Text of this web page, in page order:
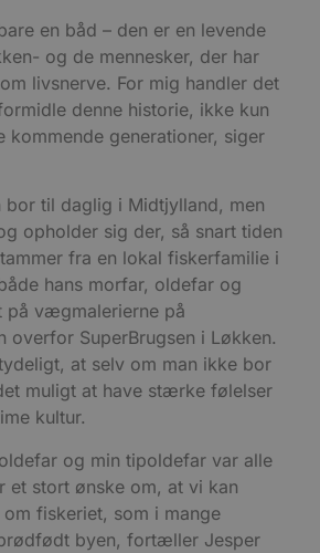
en båd – den er en levende
og de mennesker, der har
livsnerve. For mig handler det
denne historie, ikke kun
kommende generationer, siger
bor til daglig i Midtjylland, men
opholder sig der, så snart tiden
fra en lokal fiskerfamilie i
hans morfar, oldefar og
vægmalerierne på
overfor SuperBrugsen i Løkken.
at selv om man ikke bor
muligt at have stærke følelser
kultur.
og min tipoldefar var alle
et stort ønske om, at vi kan
fiskeriet, som i mange
byen, fortæller Jesper